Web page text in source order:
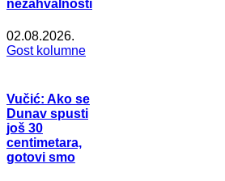
nezahvalnosti
02.08.2026.
Gost kolumne
Vučić: Ako se
Dunav spusti
još 30
centimetara,
gotovi smo